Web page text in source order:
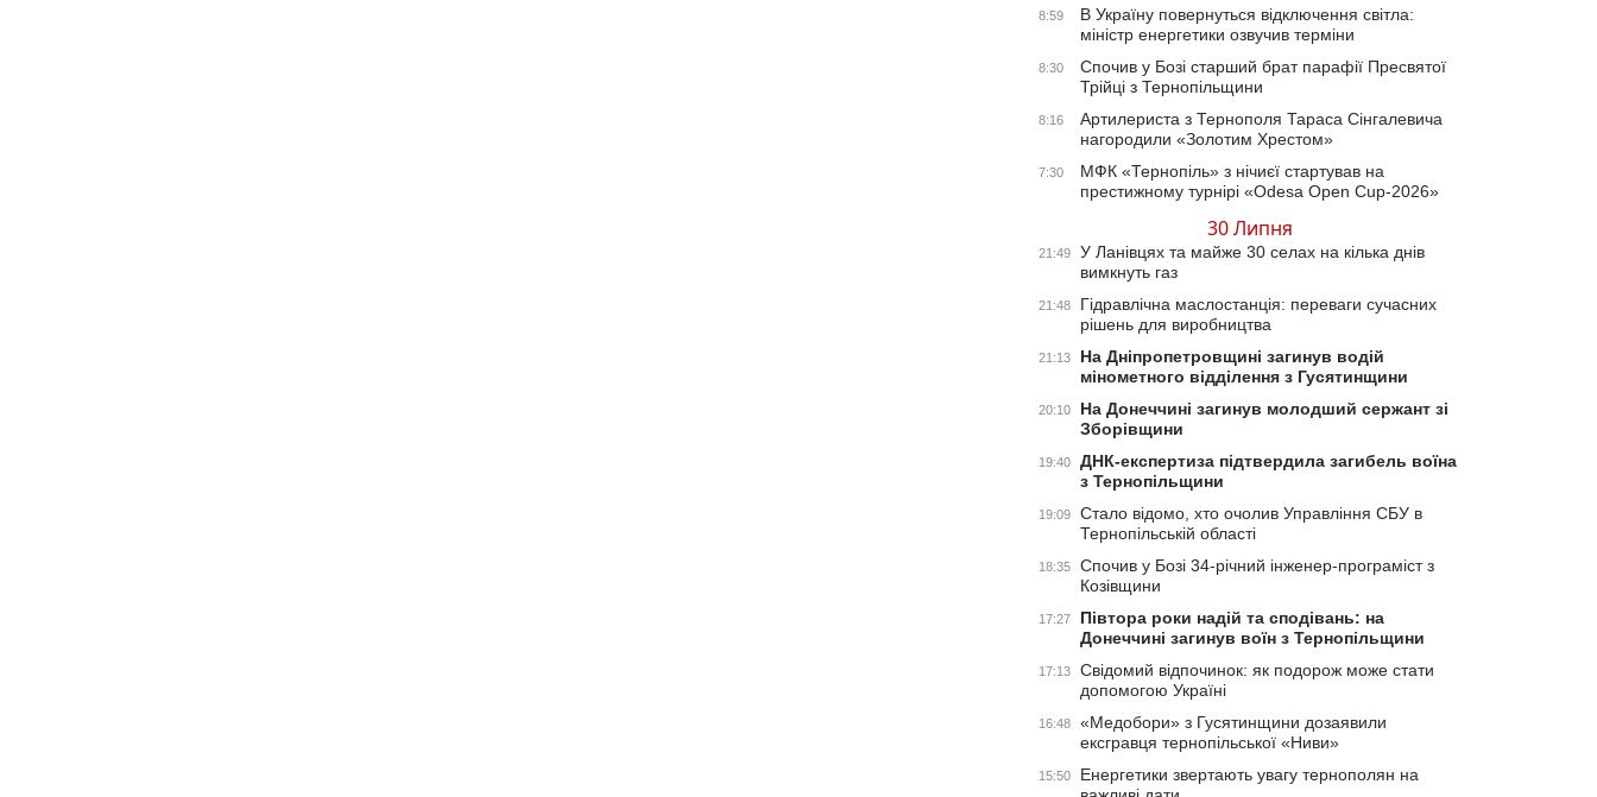
8:59
В Україну повернуться відключення світла:
міністр енергетики озвучив терміни
8:30
Спочив у Бозі старший брат парафії Пресвятої
Трійці з Тернопільщини
8:16
Артилериста з Тернополя Тараса Сінгалевича
нагородили «Золотим Хрестом»
7:30
МФК «Тернопіль» з нічиєї стартував на
престижному турнірі «Odesa Open Cup-2026»
30 Липня
21:49
У Ланівцях та майже 30 селах на кілька днів
вимкнуть газ
21:48
Гідравлічна маслостанція: переваги сучасних
рішень для виробництва
21:13
На Дніпропетровщині загинув водій
мінометного відділення з Гусятинщини
20:10
На Донеччині загинув молодший сержант зі
Зборівщини
19:40
ДНК-експертиза підтвердила загибель воїна
з Тернопільщини
19:09
Стало відомо, хто очолив Управління СБУ в
Тернопільській області
18:35
Спочив у Бозі 34-річний інженер-програміст з
Козівщини
17:27
Півтора роки надій та сподівань: на
Донеччині загинув воїн з Тернопільщини
17:13
Свідомий відпочинок: як подорож може стати
допомогою Україні
16:48
«Медобори» з Гусятинщини дозаявили
ексгравця тернопільської «Ниви»
15:50
Енергетики звертають увагу тернополян на